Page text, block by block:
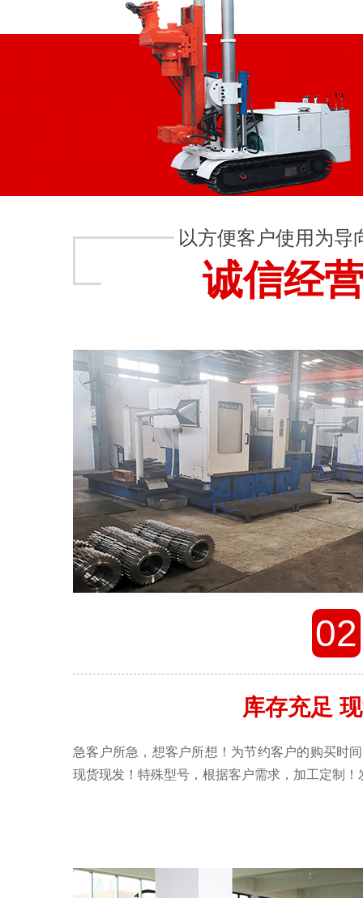
以方便客户使用为导
诚信经
02
库存充足
急客户所急，想客户所想！为节约客户的购买时
现货现发！特殊型号，根据客户需求，加工定制！